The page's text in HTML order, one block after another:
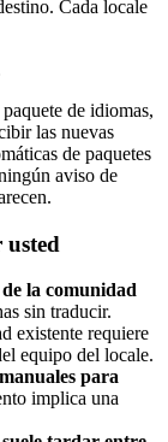
Cada locale
de idiomas,
las nuevas
de paquetes
aviso de
la comunidad
sin traducir.
existente requiere
equipo del locale.
para
implica una